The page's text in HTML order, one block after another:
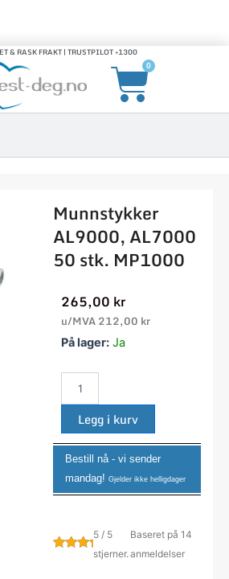
& RASK FRAKT | TRUSTPILOT +1300
0
Munnstykker
AL9000, AL7000
50 stk. MP1000
265,00 kr
u/MVA 212,00 kr
På lager: Ja
Munnstykker
AL7000
stk.
MP1000
antall
Legg i kurv
Bestill nå - vi sender
mandag! Gjelder ikke helligdager
5 / 5
stjerner.
Baseret på 14
anmeldelser